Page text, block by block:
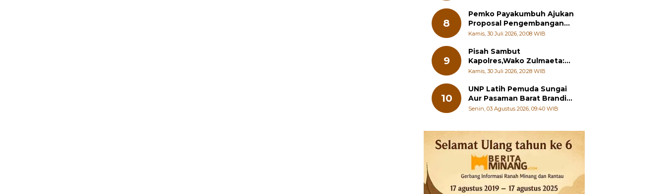
8
Pemko Payakumbuh Ajukan
Proposal Pengembangan
RSUD dr. Adnaan WD
Kesehatan
Kamis, 30 Juli 2026, 20:08 WIB
9
Pisah Sambut
Kapolres,Wako Zulmaeta:
Sinergi Pemko dan Polres
Pembangunan
Kamis, 30 Juli 2026, 20:28 WIB
10
UNP Latih Pemuda Sungai
Aur Pasaman Barat Branding
Wisata Beringin
Senin, 03 Agustus 2026, 09:40 WIB